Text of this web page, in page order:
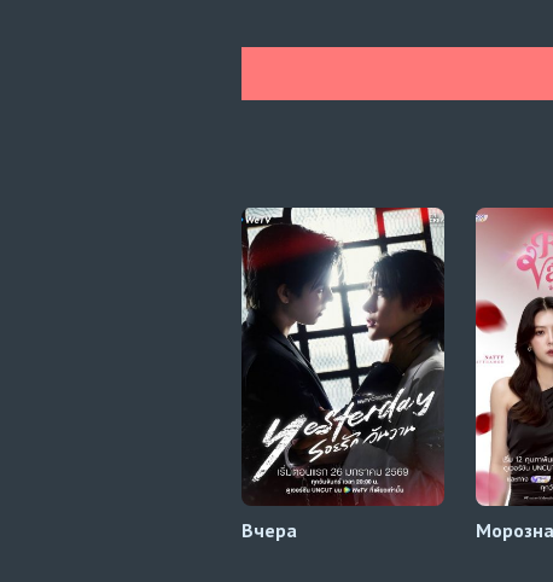
Вчера